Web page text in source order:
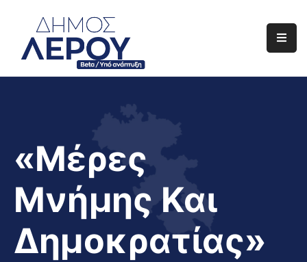
Αρχική
Διαφάνεια
Το
Νησί
Μας
«Μέρες
Μνήμης Και
Δημοκρατίας»